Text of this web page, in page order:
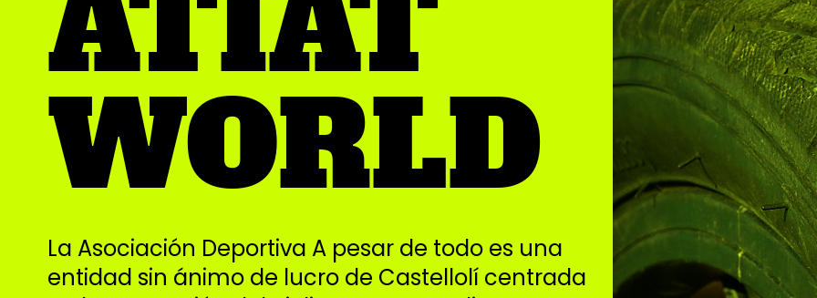
WORLD
La Asociación Deportiva A pesar de todo es una
entidad sin ánimo de lucro de Castellolí centrada